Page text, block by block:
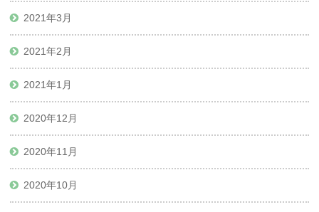
2021年3月
2021年2月
2021年1月
2020年12月
2020年11月
2020年10月